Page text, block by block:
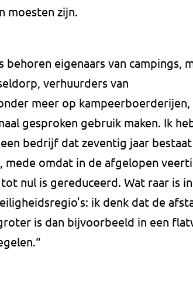
moesten zijn.
eigenaars van campings,
verhuurders van
meer op kampeerboerderijen,
gesproken gebruik maken. Ik
bedrijf dat zeventig jaar
mede omdat in de afgelopen
nul is gereduceerd. Wat raar is
ik denk dat de
is dan bijvoorbeeld in een